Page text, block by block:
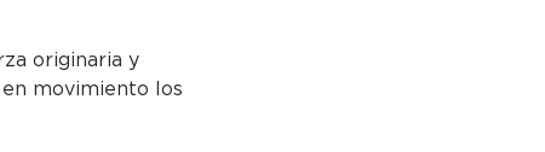
originaria y
movimiento los